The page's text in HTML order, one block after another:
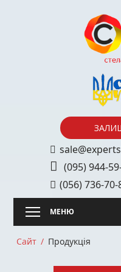
(095) 944-
(056) 736-70-
Сайт Продукція